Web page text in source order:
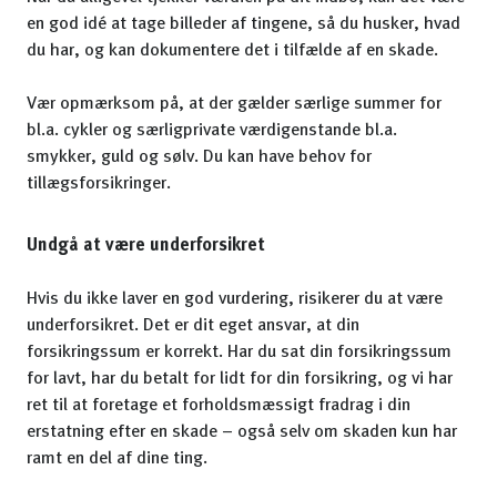
en god idé at tage billeder af tingene, så du husker, hvad
du har, og kan dokumentere det i tilfælde af en skade.
Vær opmærksom på, at der gælder særlige summer for
bl.a. cykler og særligprivate værdigenstande bl.a.
smykker, guld og sølv. Du kan have behov for
tillægsforsikringer.
Undgå at være underforsikret
Hvis du ikke laver en god vurdering, risikerer du at være
underforsikret. Det er dit eget ansvar, at din
forsikringssum er korrekt. Har du sat din forsikringssum
for lavt, har du betalt for lidt for din forsikring, og vi har
ret til at foretage et forholdsmæssigt fradrag i din
erstatning efter en skade – også selv om skaden kun har
ramt en del af dine ting.